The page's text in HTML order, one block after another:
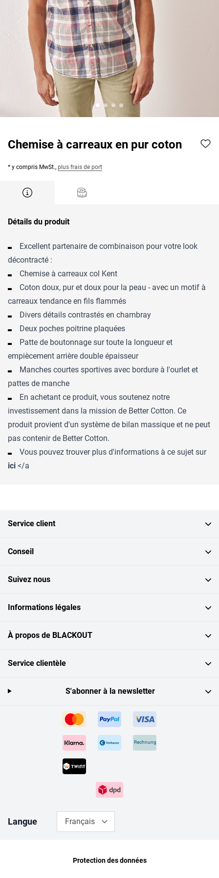
Chemise à carreaux en pur coton
* y compris MwSt., plus frais de port
Détails du produit
Excellent partenaire de combinaison pour votre look
décontracté :
Chemise à carreaux col Kent
Coton doux, pur et doux pour la peau - avec un motif à
carreaux tendance en fils flammés
Divers détails contrastés en chambray
Deux poches poitrine plaquées
Patte de boutonnage sur toute la longueur et
empiècement arrière double épaisseur
Manches courtes sportives avec bordure à l'ourlet et
pattes de manche
En achetant ce produit, vous soutenez notre
investissement dans la mission de Better Cotton. Ce
produit provient d'un système de bilan massique et ne peut
pas contenir de Better Cotton.
Vous pouvez trouver plus d'informations à ce sujet sur
ici </a
Service client
Conseil
Suivez nous
Informations légales
À propos de BLACKOUT
Service clientèle
Rechnung
S'abonner à la newsletter
Langue Français
Protection des données